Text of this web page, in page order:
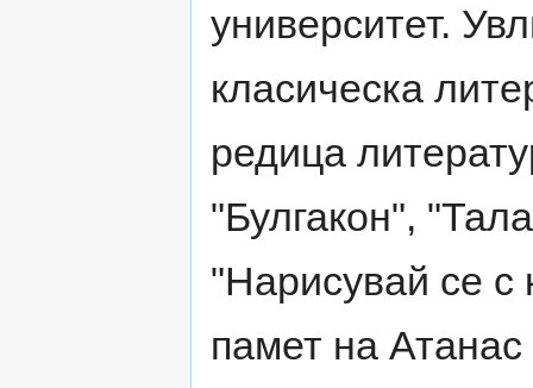
университет.
класическа
редица
"Булгакон",
"Нарисувай се с
памет на Атанас